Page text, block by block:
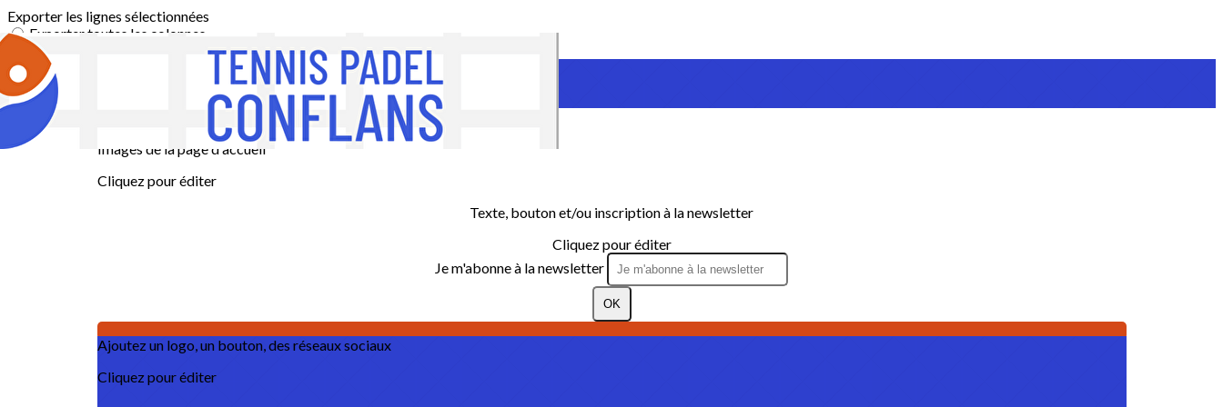
Exporter les lignes sélectionnées
Exporter toutes les colonnes
Exporter uniquement les colonnes affichées
Menu
Images de la page d'accueil
Cliquez pour éditer
Texte, bouton et/ou inscription à la newsletter
Cliquez pour éditer
Je m'abonne à la newsletter
OK
Ajoutez un logo, un bouton, des réseaux sociaux
Cliquez pour éditer